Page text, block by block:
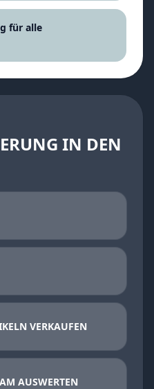
für alle
IN DEN
VERKAUFEN
AUSWERTEN